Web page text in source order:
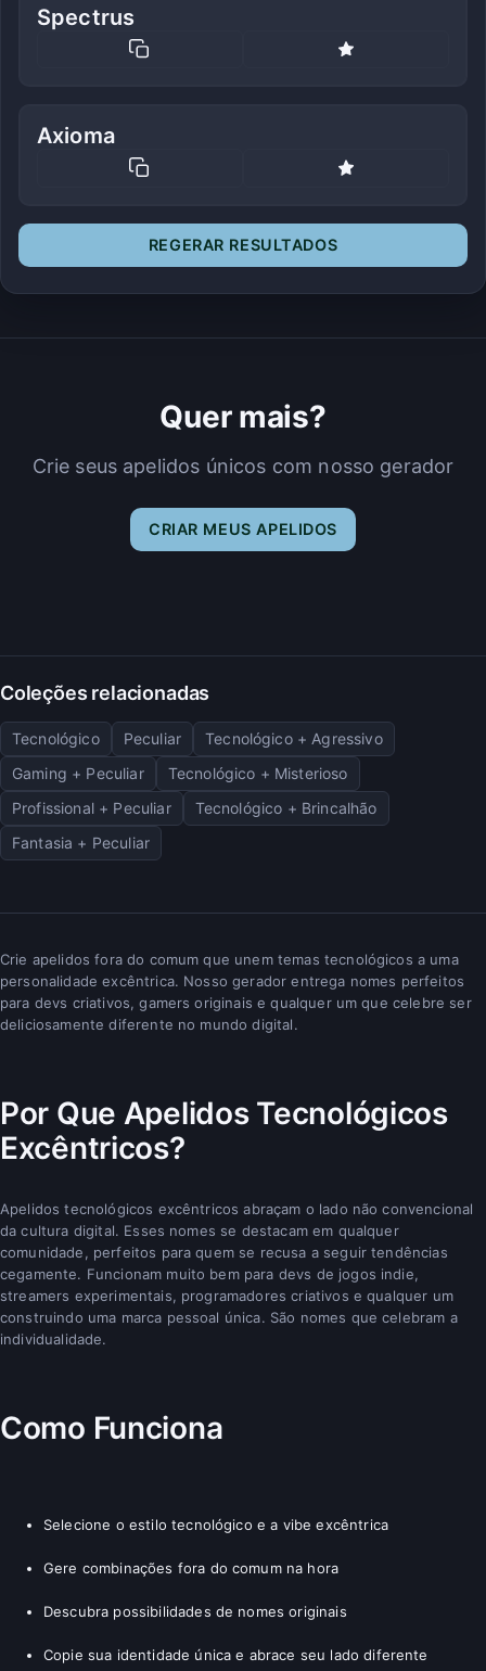
Spectrus
Axioma
REGERAR RESULTADOS
Quer mais?
Crie seus apelidos únicos com nosso gerador
CRIAR MEUS APELIDOS
Coleções relacionadas
Tecnológico Peculiar
Tecnológico + Agressivo
Gaming + Peculiar
Tecnológico + Misterioso
Profissional + Peculiar
Tecnológico + Brincalhão
Fantasia + Peculiar
Crie apelidos fora do comum que unem temas tecnológicos a uma
personalidade excêntrica. Nosso gerador entrega nomes perfeitos
para devs criativos, gamers originais e qualquer um que celebre ser
deliciosamente diferente no mundo digital.
Por Que Apelidos Tecnológicos
Excêntricos?
Apelidos tecnológicos excêntricos abraçam o lado não convencional
da cultura digital. Esses nomes se destacam em qualquer
comunidade, perfeitos para quem se recusa a seguir tendências
cegamente. Funcionam muito bem para devs de jogos indie,
streamers experimentais, programadores criativos e qualquer um
construindo uma marca pessoal única. São nomes que celebram a
individualidade.
Como Funciona
Selecione o estilo tecnológico e a vibe excêntrica
Gere combinações fora do comum na hora
Descubra possibilidades de nomes originais
Copie sua identidade única e abrace seu lado diferente